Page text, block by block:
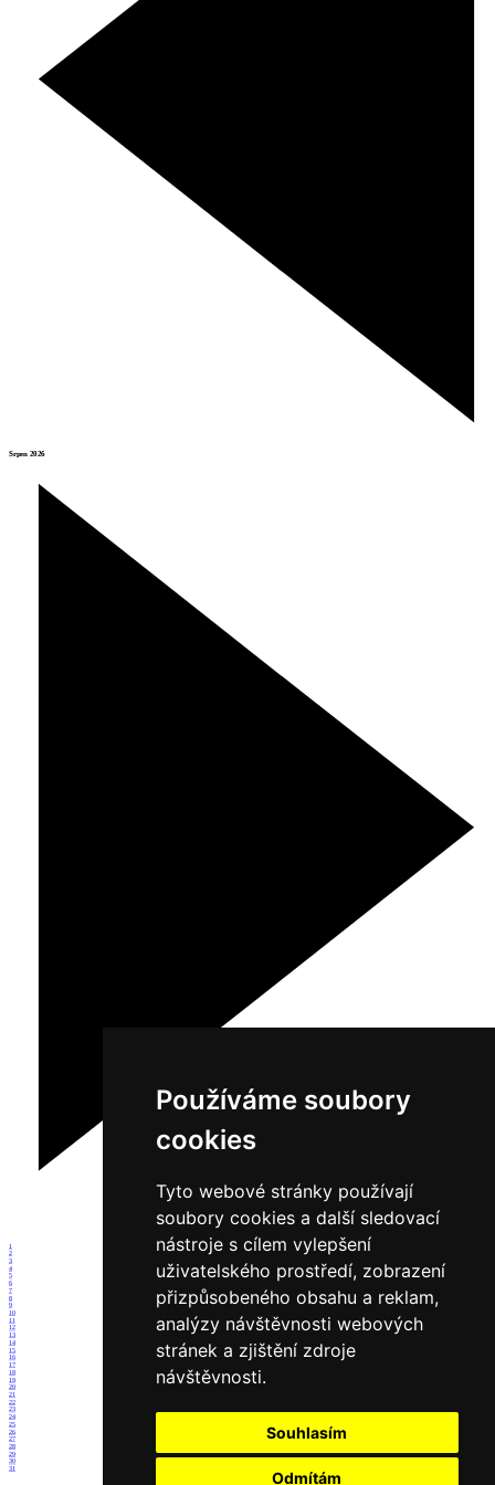
Používáme soubory
cookies
Tyto webové stránky používají
soubory cookies a další sledovací
nástroje s cílem vylepšení
uživatelského prostředí, zobrazení
přizpůsobeného obsahu a reklam,
analýzy návštěvnosti webových
stránek a zjištění zdroje
návštěvnosti.
Souhlasím
Odmítám
Srpen 2026
1
2
3
4
5
6
7
8
9
10
11
12
13
14
15
16
17
18
19
20
21
22
23
24
25
26
27
28
29
30
31